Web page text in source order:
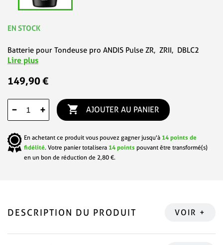
EN STOCK
Batterie pour Tondeuse pro ANDIS Pulse ZR, ZRII, DBLC2
Lire plus
149,90 €
− +  AJOUTER AU PANIER
En achetant ce produit vous pouvez gagner jusqu'à 14 points de
fidélité. Votre panier totalisera 14 points pouvant être transformé(s)
en un bon de réduction de 2,80 €.
DESCRIPTION DU PRODUIT